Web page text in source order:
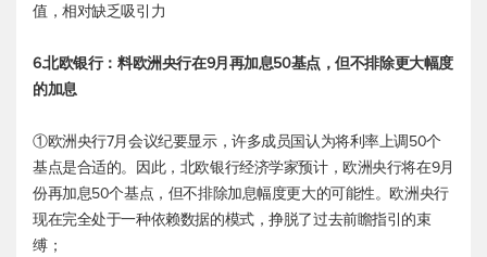
值，相对缺乏吸引力
6.北欧银行：料欧洲央行在9月再加息50基点，但不排除更大幅度
的加息
①欧洲央行7月会议纪要显示，许多成员国认为将利率上调50个
基点是合适的。因此，北欧银行经济学家预计，欧洲央行将在9月
份再加息50个基点，但不排除加息幅度更大的可能性。欧洲央行
现在完全处于一种依赖数据的模式，挣脱了过去前瞻指引的束
缚；